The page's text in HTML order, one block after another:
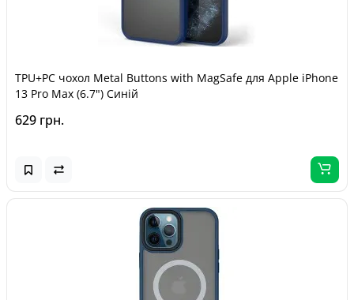
TPU+PC чохол Metal Buttons with MagSafe для Apple iPhone
13 Pro Max (6.7") Синій
629 грн.